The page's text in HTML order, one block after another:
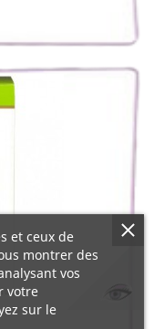
et ceux de
montrer des
vos
votre
sur le